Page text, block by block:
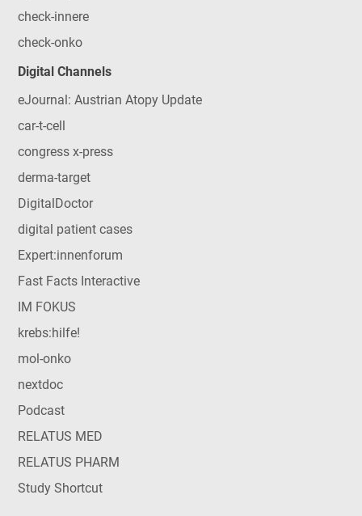
check-innere
check-onko
Digital Channels
eJournal: Austrian Atopy Update
car-t-cell
congress x-press
derma-target
DigitalDoctor
digital patient cases
Expert:innenforum
Fast Facts Interactive
IM FOKUS
krebs:hilfe!
mol-onko
nextdoc
Podcast
RELATUS MED
RELATUS PHARM
Study Shortcut